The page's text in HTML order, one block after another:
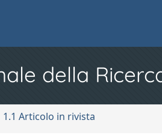
della
1.1 Articolo in rivista